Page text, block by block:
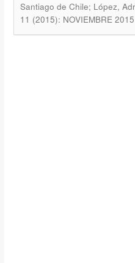
Santiago de Chile; López,
11 (2015): NOVIEMBRE 2015